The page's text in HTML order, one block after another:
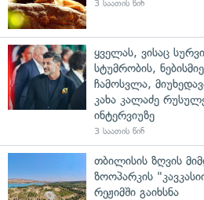
3 საათის წინ
ყველას, ვისაც
სტუმრობის,
ჩამოსვლა,
კახა კალაძე
ინტერვიუზე
3 საათის წინ
თბილისის ზღვის
ზოოპარკის
რეჟიმში გაიხსნა